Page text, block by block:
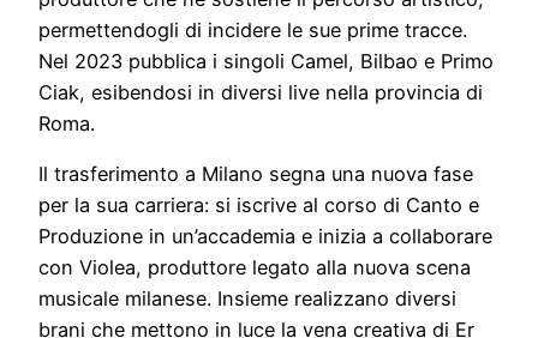
permettendogli di incidere le sue prime tracce.
Nel 2023 pubblica i singoli Camel, Bilbao e Primo
Ciak, esibendosi in diversi live nella provincia di
Roma.
Il trasferimento a Milano segna una nuova fase
per la sua carriera: si iscrive al corso di Canto e
Produzione in un’accademia e inizia a collaborare
con Violea, produttore legato alla nuova scena
musicale milanese. Insieme realizzano diversi
brani che mettono in luce la vena creativa di Er